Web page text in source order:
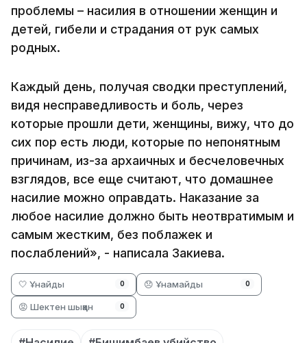
проблемы – насилия в отношении женщин и
детей, гибели и страдания от рук самых
родных.
Каждый день, получая сводки преступлений,
видя несправедливость и боль, через
которые прошли дети, женщины, вижу, что до
сих пор есть люди, которые по непонятным
причинам, из-за архаичных и бесчеловечных
взглядов, все еще считают, что домашнее
насилие можно оправдать. Наказание за
любое насилие должно быть неотвратимым и
самым жестким, без поблажек и
послаблений», - написала Закиева.
🤍 Ұнайды 0 😞 Ұнамайды 0
😡 Шектен шыққан 0